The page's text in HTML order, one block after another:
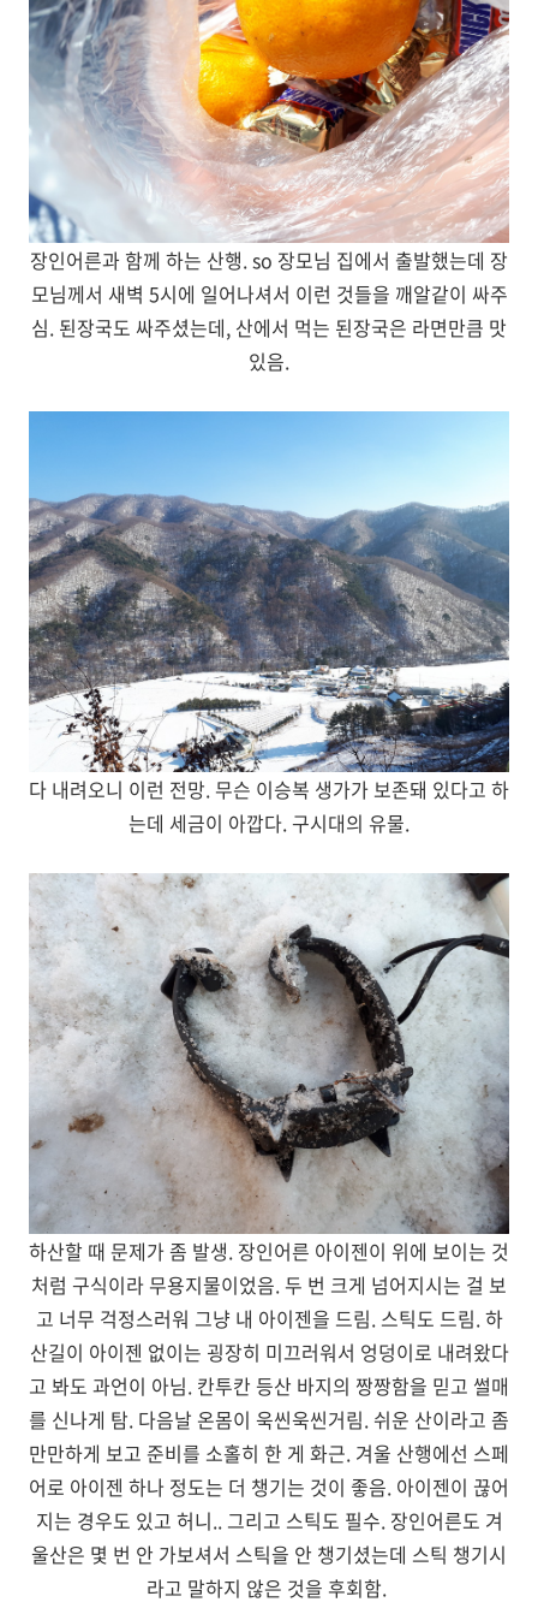
장인어른과 함께 하는 산행. so 장모님 집에서 출발했는데 장
모님께서 새벽 5시에 일어나셔서 이런 것들을 깨알같이 싸주
심. 된장국도 싸주셨는데, 산에서 먹는 된장국은 라면만큼 맛
있음.
다 내려오니 이런 전망. 무슨 이승복 생가가 보존돼 있다고 하
는데 세금이 아깝다. 구시대의 유물.
하산할 때 문제가 좀 발생. 장인어른 아이젠이 위에 보이는 것
처럼 구식이라 무용지물이었음. 두 번 크게 넘어지시는 걸 보
고 너무 걱정스러워 그냥 내 아이젠을 드림. 스틱도 드림. 하
산길이 아이젠 없이는 굉장히 미끄러워서 엉덩이로 내려왔다
고 봐도 과언이 아님. 칸투칸 등산 바지의 짱짱함을 믿고 썰매
를 신나게 탐. 다음날 온몸이 욱씬욱씬거림. 쉬운 산이라고 좀
만만하게 보고 준비를 소홀히 한 게 화근. 겨울 산행에선 스페
어로 아이젠 하나 정도는 더 챙기는 것이 좋음. 아이젠이 끊어
지는 경우도 있고 허니.. 그리고 스틱도 필수. 장인어른도 겨
울산은 몇 번 안 가보셔서 스틱을 안 챙기셨는데 스틱 챙기시
라고 말하지 않은 것을 후회함.